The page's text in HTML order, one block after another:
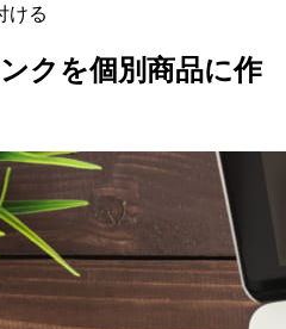
クを個別商品に作